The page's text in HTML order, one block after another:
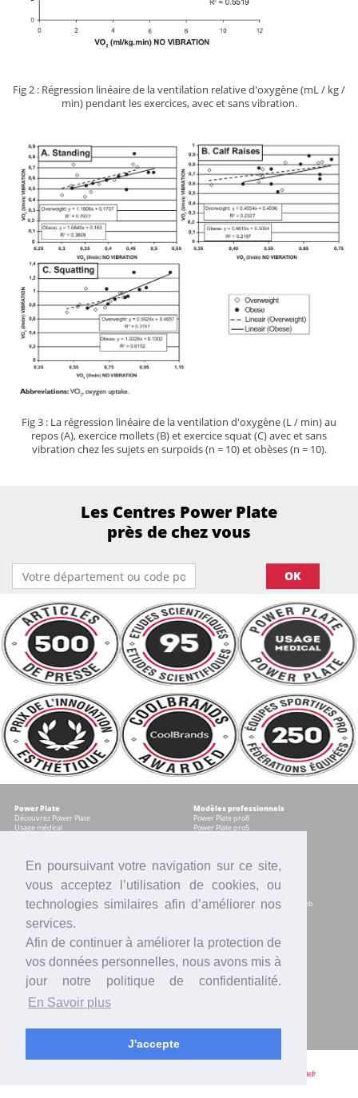
En poursuivant votre navigation sur ce site,
vous acceptez l’utilisation de cookies, ou
technologies similaires afin d’améliorer nos
services.
Afin de continuer à améliorer la protection de
vos données personnelles, nous avons mis à
jour notre politique de confidentialité.
En Savoir plus
J'accepte
Fig 2 : Régression linéaire de la ventilation relative d'oxygène (mL / kg /
min) pendant les exercices, avec et sans vibration.
Fig 3 : La régression linéaire de la ventilation d'oxygène (L / min) au
repos (A), exercice mollets (B) et exercice squat (C) avec et sans
vibration chez les sujets en surpoids (n = 10) et obèses (n = 10).
Les Centres Power Plate
près de chez vous
OK
Power Plate
Découvrez Power Plate
Usage médical
Modèles professionnels
Power Plate pro8
Power Plate pro5
Modèles pour les particuliers
Power Plate my5
Power Plate Compacte
Comparatif modèles
Services
Accompagnement marketing & web
Reprise
Intranet
Actualités
Presse
Blogs
Mentions légales
info@power-plate.fr